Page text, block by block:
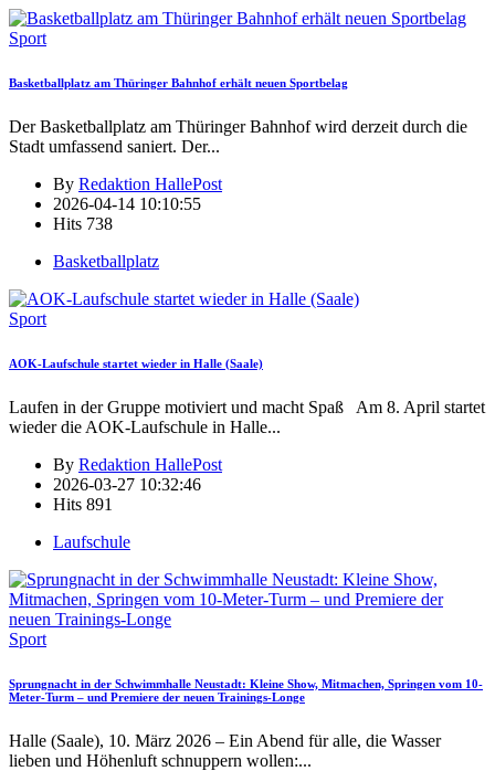
Sport
Basketballplatz am Thüringer Bahnhof erhält neuen Sportbelag
Der Basketballplatz am Thüringer Bahnhof wird derzeit durch die
Stadt umfassend saniert. Der...
By Redaktion HallePost
2026-04-14 10:10:55
Hits 738
Basketballplatz
Sport
AOK-Laufschule startet wieder in Halle (Saale)
Laufen in der Gruppe motiviert und macht Spaß Am 8. April startet
wieder die AOK-Laufschule in Halle...
By Redaktion HallePost
2026-03-27 10:32:46
Hits 891
Laufschule
Sport
Sprungnacht in der Schwimmhalle Neustadt: Kleine Show, Mitmachen, Springen vom 10-
Meter-Turm – und Premiere der neuen Trainings-Longe
Halle (Saale), 10. März 2026 – Ein Abend für alle, die Wasser
lieben und Höhenluft schnuppern wollen:...